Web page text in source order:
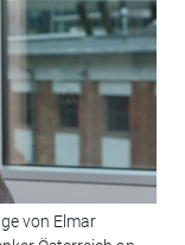
von Elmar